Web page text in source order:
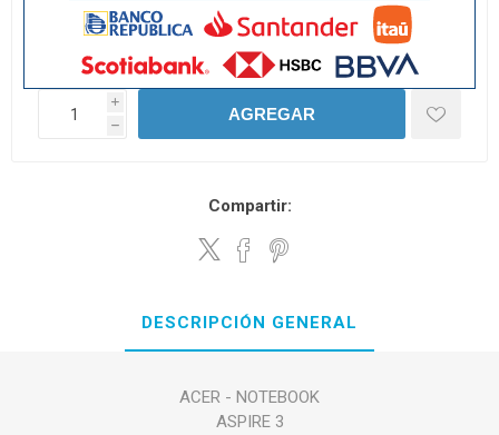
i
h
AGREGAR
Compartir:
DESCRIPCIÓN GENERAL
ACER - NOTEBOOK
ASPIRE 3